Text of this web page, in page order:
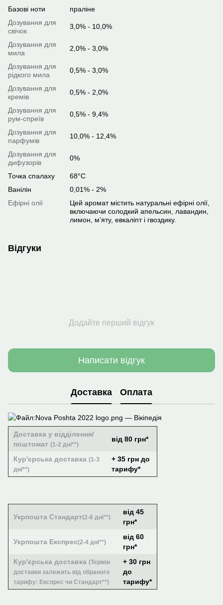
Базові ноти
праліне
Дозування для
свічок
3,0% - 10,0%
Дозування для
мила
2,0% - 3,0%
Дозування для
рідкого мила
0,5% - 3,0%
Дозування для
кремів
0,5% - 2,0%
Дозування для
рум-спреїв
0,5% - 9,4%
Дозування для
парфумів
10,0% - 12,4%
Дозування для
дифузорів
0%
Точка спалаху
68°C
Ванілін
0,01% - 2%
Ефірні олії
Цей аромат містить натуральні ефірні олії,
включаючи солодкий апельсин, лавандин,
лимон, м’яту, евкаліпт і гвоздику.
Відгуки
Додайте перший відгук
Написати відгук
Доставка Оплата
Доставка у відділення/
поштомат (1-2 дні**)
від 80 грн*
Кур'єрська доставка (1-3
дні**)
+ 35 грн до
тарифу*
Укрпошта Стандарт(2-6 дні**)
від 45
грн*
Укрпошта Експрес(2-4 дні**)
від 60
грн*
Кур'єрська доставка (Термін
доставки залежить від обраного
тарифу: Експрес чи Стандарт**)
+ 30 грн
до
тарифу*